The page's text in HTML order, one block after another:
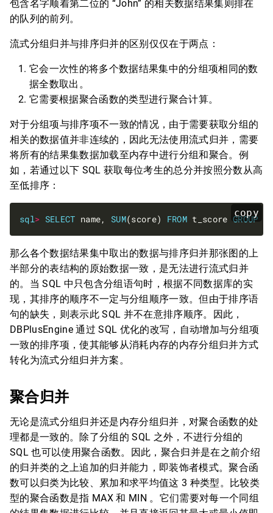
包含名字顺着第二位的 “John” 的相关数据结果集则排在
的队列的前列。
流式分组归并与排序归并的区别仅仅在于两点：
它会一次性的将多个数据结果集中的分组项相同的数
据全数取出。
它需要根据聚合函数的类型进行聚合计算。
对于分组项与排序项不一致的情况，由于需要获取分组的
相关的数据值并非连续的，因此无法使用流式归并，需要
将所有的结果集数据加载至内存中进行分组和聚合。例
如，若通过以下 SQL 获取每位考生的总分并按照分数从高
至低排序：
copy
sql> SELECT name, SUM(score) FROM t_score GROUP
那么各个数据结果集中取出的数据与排序归并那张图的上
半部分的表结构的原始数据一致，是无法进行流式归并
的。当 SQL 中只包含分组语句时，根据不同数据库的实
现，其排序的顺序不一定与分组顺序一致。但由于排序语
句的缺失，则表示此 SQL 并不在意排序顺序。因此，
DBPlusEngine 通过 SQL 优化的改写，自动增加与分组项
一致的排序项，使其能够从消耗内存的内存分组归并方式
转化为流式分组归并方案。
聚合归并
无论是流式分组归并还是内存分组归并，对聚合函数的处
理都是一致的。除了分组的 SQL 之外，不进行分组的
SQL 也可以使用聚合函数。因此，聚合归并是在之前介绍
的归并类的之上追加的归并能力，即装饰者模式。聚合函
数可以归类为比较、累加和求平均值这 3 种类型。比较类
型的聚合函数是指 MAX 和 MIN 。它们需要对每一个同组